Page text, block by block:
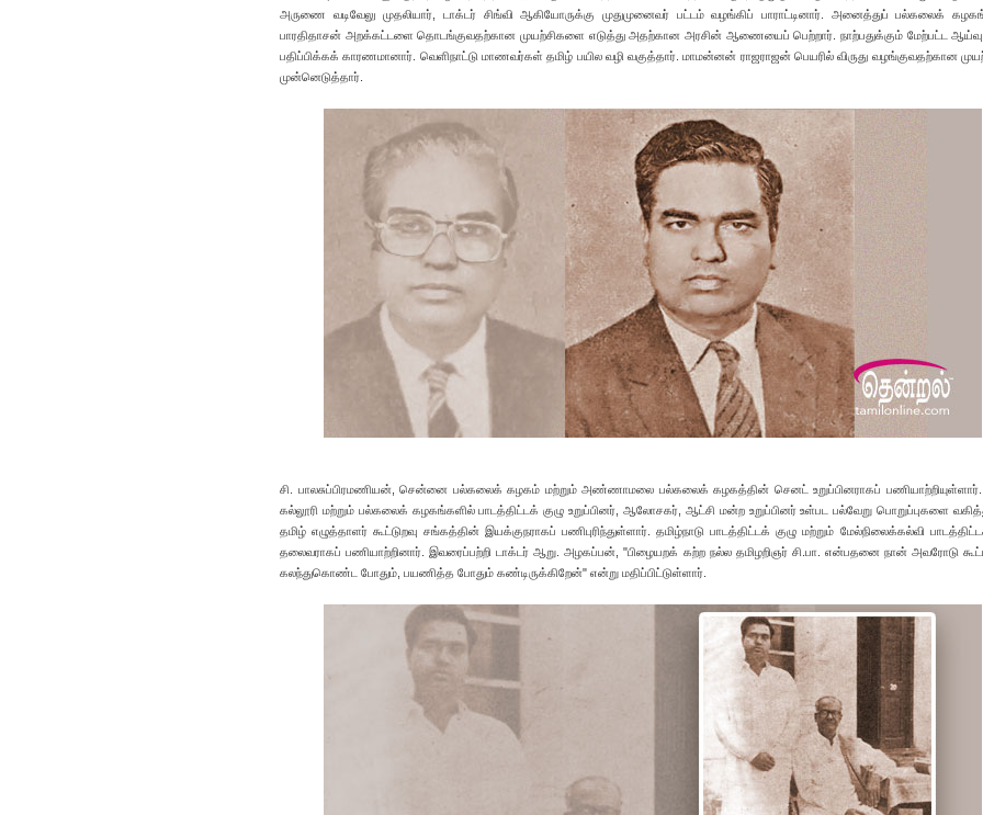
அருணை வடிவேலு முதலியார், டாக்டர் சிங்வி ஆகியோருக்கு முதுமுனைவர் பட்டம் வழங்கிப் பாராட்டினார். அனைத்துப் பல்கலைக்
பாரதிதாசன் அறக்கட்டளை தொடங்குவதற்கான முயற்சிகளை எடுத்து அதற்கான அரசின் ஆணையைப் பெற்றார். நாற்பதுக்கும் மேற்பட்ட
பதிப்பிக்கக் காரணமானார். வெளிநாட்டு மாணவர்கள் தமிழ் பயில வழி வகுத்தார். மாமன்னன் ராஜராஜன் பெயரில் விருது வழங்குவதற்கான
முன்னெடுத்தார்.
சி. பாலசுப்பிரமணியன், சென்னை பல்கலைக் கழகம் மற்றும் அண்ணாமலை பல்கலைக் கழகத்தின் செனட் உறுப்பினராகப் பணியாற்றியுள்ளார்.
கல்லூரி மற்றும் பல்கலைக் கழகங்களில் பாடத்திட்டக் குழு உறுப்பினர், ஆலோசகர், ஆட்சி மன்ற உறுப்பினர் உள்பட பல்வேறு பொறுப்புகளை
தமிழ் எழுத்தாளர் கூட்டுறவு சங்கத்தின் இயக்குநராகப் பணிபுரிந்துள்ளார். தமிழ்நாடு பாடத்திட்டக் குழு மற்றும் மேல்நிலைக்கல்வி
தலைவராகப் பணியாற்றினார். இவரைப்பற்றி டாக்டர் ஆறு. அழகப்பன், "பிழையறக் கற்ற நல்ல தமிழறிஞர் சி.பா. என்பதனை நான் அவரோடு
கலந்துகொண்ட போதும், பயணித்த போதும் கண்டிருக்கிறேன்" என்று மதிப்பிட்டுள்ளார்.